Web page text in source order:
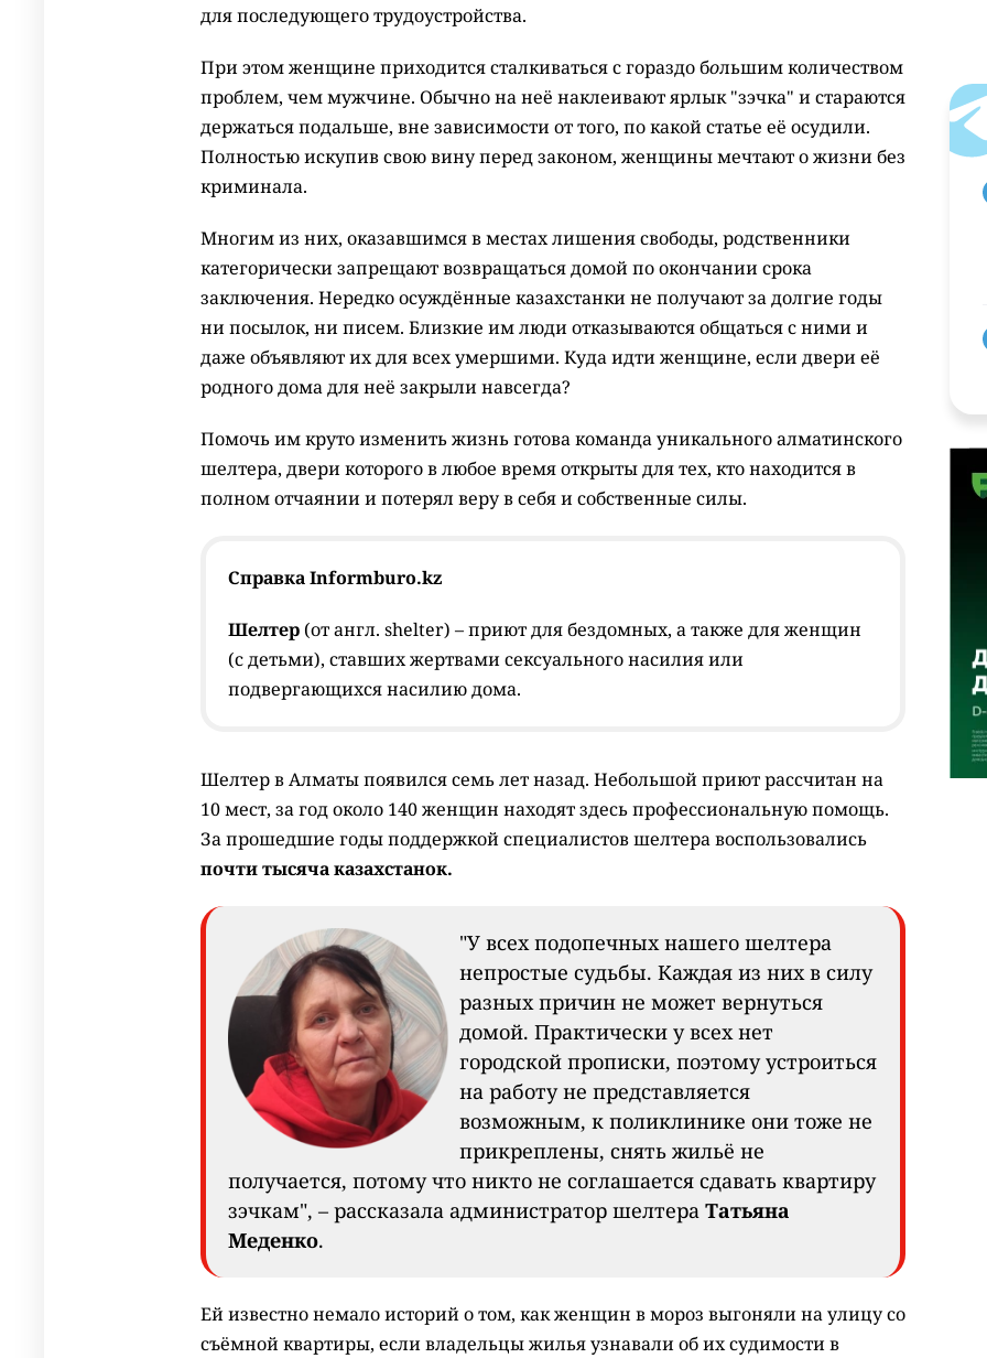
для последующего трудоустройства.
При этом женщине приходится сталкиваться с гораздо большим количеством
проблем, чем мужчине. Обычно на неё наклеивают ярлык "зэчка" и стараются
держаться подальше, вне зависимости от того, по какой статье её осудили.
Полностью искупив свою вину перед законом, женщины мечтают о жизни без
криминала.
Многим из них, оказавшимся в местах лишения свободы, родственники
категорически запрещают возвращаться домой по окончании срока
заключения. Нередко осуждённые казахстанки не получают за долгие годы
ни посылок, ни писем. Близкие им люди отказываются общаться с ними и
даже объявляют их для всех умершими. Куда идти женщине, если двери её
родного дома для неё закрыли навсегда?
Помочь им круто изменить жизнь готова команда уникального алматинского
шелтера, двери которого в любое время открыты для тех, кто находится в
полном отчаянии и потерял веру в себя и собственные силы.
Справка Informburo.kz
Шелтер (от англ. shelter) – приют для бездомных, а также для женщин
(с детьми), ставших жертвами сексуального насилия или
подвергающихся насилию дома.
Шелтер в Алматы появился семь лет назад. Небольшой приют рассчитан на
10 мест, за год около 140 женщин находят здесь профессиональную помощь.
За прошедшие годы поддержкой специалистов шелтера воспользовались
почти тысяча казахстанок.
"У всех подопечных нашего шелтера
непростые судьбы. Каждая из них в силу
разных причин не может вернуться
домой. Практически у всех нет
городской прописки, поэтому устроиться
на работу не представляется
возможным, к поликлинике они тоже не
прикреплены, снять жильё не
получается, потому что никто не соглашается сдавать квартиру
зэчкам", – рассказала администратор шелтера Татьяна
Меденко.
Ей известно немало историй о том, как женщин в мороз выгоняли на улицу со
съёмной квартиры, если владельцы жилья узнавали об их судимости в